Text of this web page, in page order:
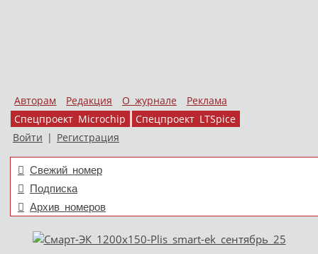
Авторам Редакция О журнале
Реклама
Спецпроект Microchip
Спецпроект LTSpice
Войти | Регистрация
Свежий номер
Подписка
Архив номеров